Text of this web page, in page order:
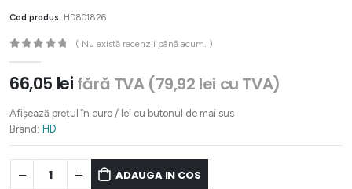
Cod produs: HD801826
( Nu există recenzii până acum. )
66,05 lei fără TVA (79,92 lei cu TVA)
Afișează prețul în euro / lei cu butonul de mai sus
Brand: HD
ADAUGA IN COS